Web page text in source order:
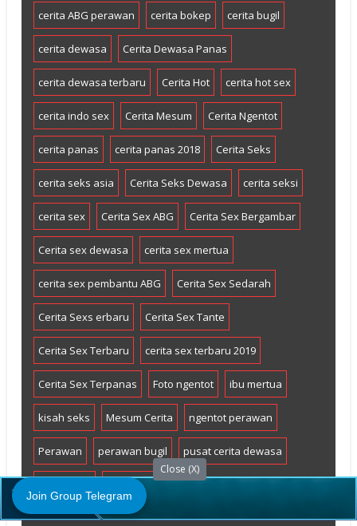
cerita ABG perawan cerita bokep cerita bugil
cerita dewasa Cerita Dewasa Panas
cerita dewasa terbaru Cerita Hot cerita hot sex
cerita indo sex Cerita Mesum Cerita Ngentot
cerita panas cerita panas 2018 Cerita Seks
cerita seks asia Cerita Seks Dewasa cerita seksi
cerita sex Cerita Sex ABG Cerita Sex Bergambar
Cerita sex dewasa cerita sex mertua
cerita sex pembantu ABG Cerita Sex Sedarah
Cerita Sexs erbaru Cerita Sex Tante
Cerita Sex Terbaru cerita sex terbaru 2019
Cerita Sex Terpanas Foto ngentot ibu mertua
kisah seks Mesum Cerita ngentot perawan
Perawan perawan bugil pusat cerita dewasa
TOKETGEDE
Close (X)
Join Group Telegram